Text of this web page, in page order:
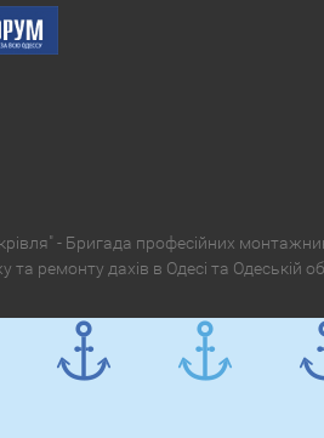
- Бригада професійних
ремонту дахів в Одесі та Одеській